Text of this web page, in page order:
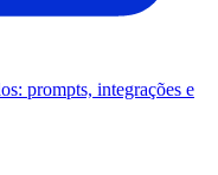
prompts, integrações e